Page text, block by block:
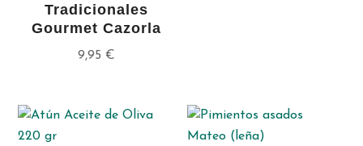
Tradicionales
Gourmet Cazorla
9,95€